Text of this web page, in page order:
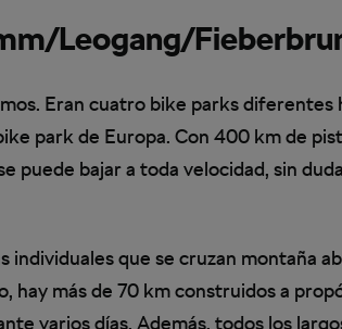
Leogang/
Eran cuatro bike parks diferentes
park de Europa. Con 400 km de
puede bajar a toda velocidad, sin
individuales que se cruzan montaña
hay más de 70 km construidos a
varios días. Además, todos los